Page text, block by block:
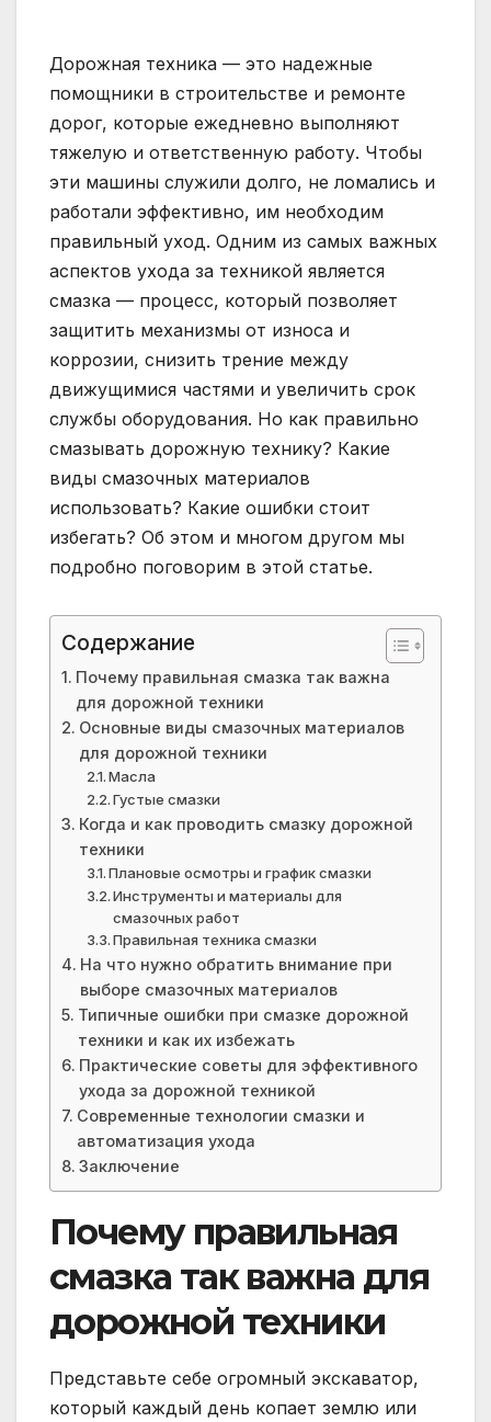
Дорожная техника — это надежные
помощники в строительстве и ремонте
дорог, которые ежедневно выполняют
тяжелую и ответственную работу. Чтобы
эти машины служили долго, не ломались и
работали эффективно, им необходим
правильный уход. Одним из самых важных
аспектов ухода за техникой является
смазка — процесс, который позволяет
защитить механизмы от износа и
коррозии, снизить трение между
движущимися частями и увеличить срок
службы оборудования. Но как правильно
смазывать дорожную технику? Какие
виды смазочных материалов
использовать? Какие ошибки стоит
избегать? Об этом и многом другом мы
подробно поговорим в этой статье.
Содержание
Почему правильная смазка так важна
для дорожной техники
Основные виды смазочных материалов
для дорожной техники
Масла
Густые смазки
Когда и как проводить смазку дорожной
техники
Плановые осмотры и график смазки
Инструменты и материалы для
смазочных работ
Правильная техника смазки
На что нужно обратить внимание при
выборе смазочных материалов
Типичные ошибки при смазке дорожной
техники и как их избежать
Практические советы для эффективного
ухода за дорожной техникой
Современные технологии смазки и
автоматизация ухода
Заключение
Почему правильная
смазка так важна для
дорожной техники
Представьте себе огромный экскаватор,
который каждый день копает землю или